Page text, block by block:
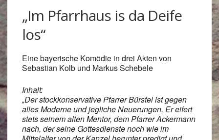
„Im Pfarrhaus is da Deife
los“
Eine bayerische Komödie in drei Akten von
Sebastian Kolb und Markus Schebele
Inhalt:
„Der stockkonservative Pfarrer Bürstel ist gegen
alles Moderne und jegliche Neuerungen. Er eifert
stets seinem alten Mentor, dem Pfarrer Ackermann
nach, der seine Gottesdienste noch wie im